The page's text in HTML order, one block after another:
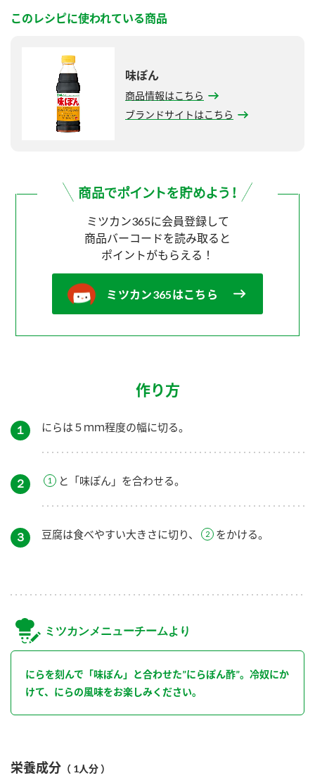
業務用サイト ミツカングループについて
このレシピに使われている商品
味ぽん
商品情報はこちら
ブランドサイトはこちら
ミツカン365に会員登録して
商品バーコードを読み取ると
ポイントがもらえる！
ミツカン365はこちら
作り方
１ にらは５ｍｍ程度の幅に切る。
２ と「味ぽん」を合わせる。
３ 豆腐は食べやすい大きさに切り、 をかける。
ミツカンメニューチームより
にらを刻んで「味ぽん」と合わせた”にらぽん酢”。冷奴にか
けて、にらの風味をお楽しみください。
栄養成分 （ 1人分 ）